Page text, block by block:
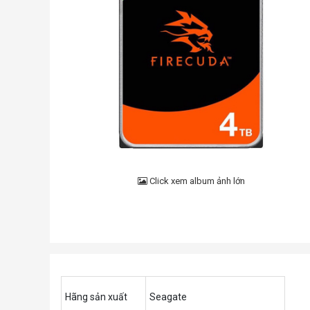
Click xem album ảnh lớn
Hãng sản xuất Seagate